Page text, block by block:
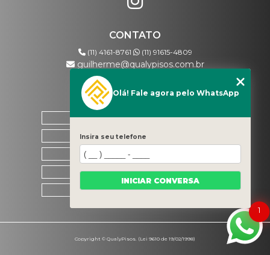
CONTATO
(11) 4161-8761 (11) 91615-4809
guilherme@qualypisos.com.br
HOME
QUEM SOMOS
CONTATO
CATEGORIAS
MAPA DO SITE
Copyright © QualyPisos. (Lei 9610 de 19/02/1998)
1
Olá! Fale agora pelo WhatsApp
Insira seu telefone
INICIAR CONVERSA